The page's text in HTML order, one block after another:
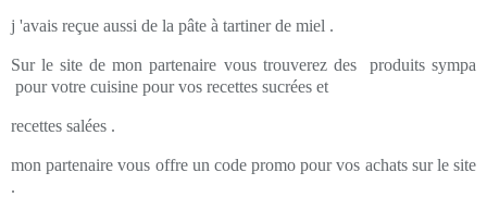
j 'avais reçue aussi de la pâte à tartiner de miel .
Sur le site de mon partenaire vous trouverez des produits sympa
pour votre cuisine pour vos recettes sucrées et
recettes salées .
mon partenaire vous offre un code promo pour vos achats sur le site
.